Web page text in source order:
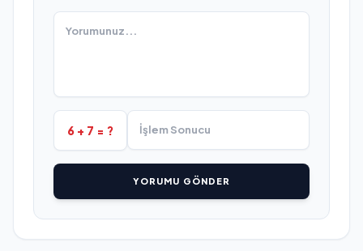
6 + 7 = ?
YORUMU GÖNDER